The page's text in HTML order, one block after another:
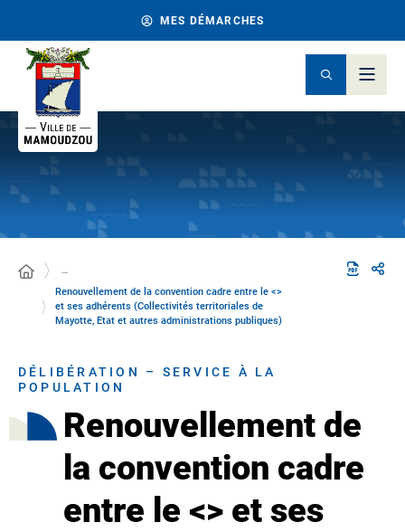
MES DÉMARCHES
…
Renouvellement de la convention cadre entre le <>
et ses adhérents (Collectivités territoriales de
Mayotte, Etat et autres administrations publiques)
DÉLIBÉRATION – SERVICE À LA
POPULATION
Renouvellement de
la convention cadre
entre le <> et ses